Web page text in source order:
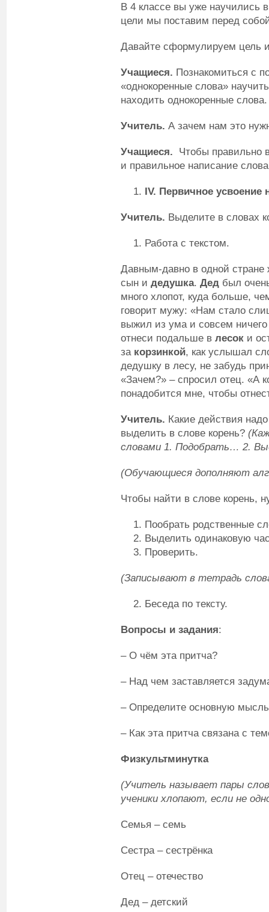
В 4 классе вы уже научились
цели мы поставим перед
Давайте сформулируем цель
Учащиеся. Познакомиться с
«однокоренные слова»
находить однокоренные слова.
Учитель. А зачем нам это
Учащиеся. Чтобы правильно
и правильное написание
IV. Первичное усвоение
Учитель. Выделите в словах
Работа с текстом.
Давным-давно в одной
сын и дедушка. Дед был
много хлопот, куда больше,
говорит мужу: «Нам стало
выжил из ума и совсем
отнеси подальше в лесок и
за корзинкой, как услышал
дедушку в лесу, не забудь
«Зачем?» – спросил отец. «А
понадобится мне, чтобы
Учитель. Какие действия
выделить в слове корень?
словами 1. Подобрать… 2.
(Обучающиеся дополняют
Чтобы найти в слове корень,
Пообрать родственные
Выделить одинаковую
Проверить.
(Записывают в тетрадь
Беседа по тексту.
Вопросы и задания:
– О чём эта притча?
– Над чем заставляется
– Определите основную мысль
– Как эта притча связана с
Физкультминутка
(Учитель называет пары
ученики хлопают, если не
Семья – семь
Сестра – сестрёнка
Отец – отечество
Дед – детский